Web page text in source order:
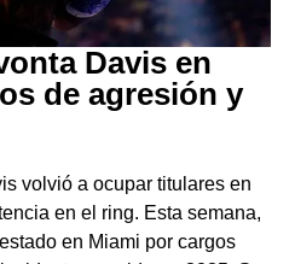
Davis en
de agresión y
volvió a ocupar titulares en
en el ring. Esta semana,
en Miami por cargos